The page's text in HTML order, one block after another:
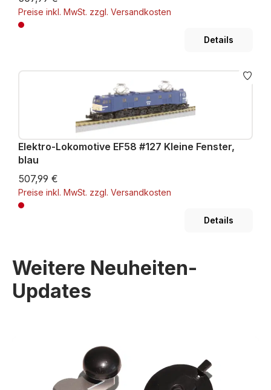
Preise inkl. MwSt. zzgl. Versandkosten
Details
Elektro-Lokomotive EF58 #127 Kleine Fenster,
blau
507,99 €
Preise inkl. MwSt. zzgl. Versandkosten
Details
Weitere Neuheiten-
Updates